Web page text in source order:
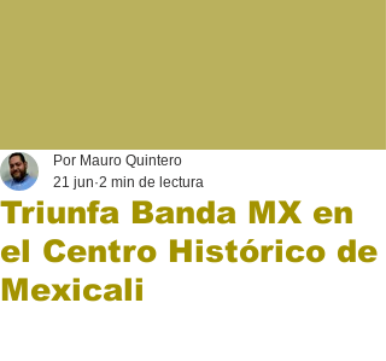
Triunfa Banda MX en
el Centro Histórico de
Mexicali
Por Mauro Quintero
21 jun 2 min de lectura